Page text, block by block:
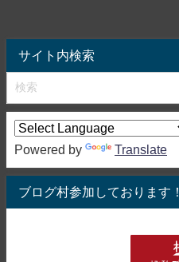
サイト内検索
Powered by Translate
ブログ村参加しております！